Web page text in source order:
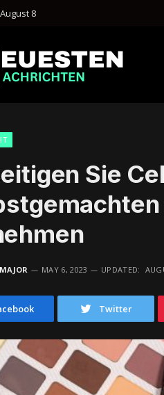
8
Sie
MAJOR MAY 6, 2023 UPDATED:
Twitter